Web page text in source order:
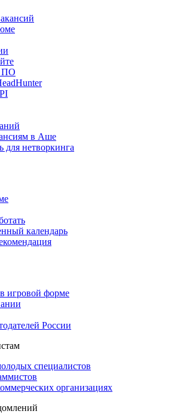
ПО
в Аше
для нетворкинга
календарь
игровой форме
России
специалистов
организациях